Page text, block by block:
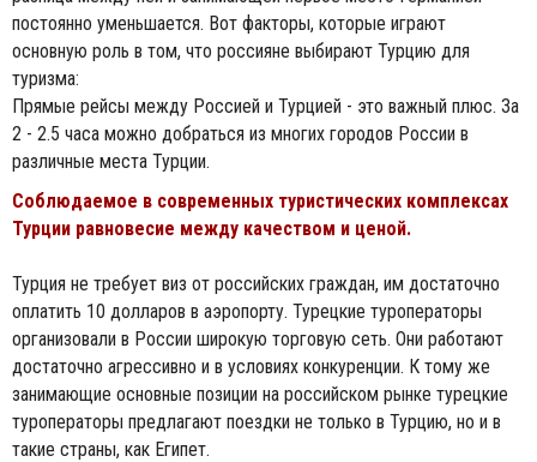
постоянно уменьшается. Вот факторы, которые играют
основную роль в том, что россияне выбирают Турцию для
туризма:
Прямые рейсы между Россией и Турцией - это важный плюс. За
2 - 2.5 часа можно добраться из многих городов России в
различные места Турции.
Соблюдаемое в современных туристических комплексах
Турции равновесие между качеством и ценой.
Турция не требует виз от российских граждан, им достаточно
оплатить 10 долларов в аэропорту. Турецкие туроператоры
организовали в России широкую торговую сеть. Они работают
достаточно агрессивно и в условиях конкуренции. К тому же
занимающие основные позиции на российском рынке турецкие
туроператоры предлагают поездки не только в Турцию, но и в
такие страны, как Египет.